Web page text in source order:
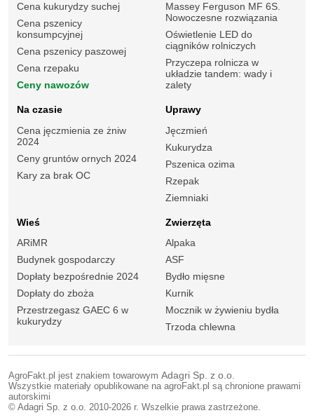
Cena kukurydzy suchej
Cena pszenicy
konsumpcyjnej
Cena pszenicy paszowej
Cena rzepaku
Ceny nawozów
Massey Ferguson MF 6S.
Nowoczesne rozwiązania
Oświetlenie LED do
ciągników rolniczych
Przyczepa rolnicza w
układzie tandem: wady i
zalety
Na czasie
Cena jęczmienia ze żniw
2024
Ceny gruntów ornych 2024
Kary za brak OC
Uprawy
Jęczmień
Kukurydza
Pszenica ozima
Rzepak
Ziemniaki
Wieś
ARiMR
Budynek gospodarczy
Dopłaty bezpośrednie 2024
Dopłaty do zboża
Przestrzegasz GAEC 6 w
kukurydzy
Zwierzęta
Alpaka
ASF
Bydło mięsne
Kurnik
Mocznik w żywieniu bydła
Trzoda chlewna
AgroFakt.pl jest znakiem towarowym Adagri Sp. z o.o.
Wszystkie materiały opublikowane na agroFakt.pl są chronione prawami
autorskimi
© Adagri Sp. z o.o. 2010-2026 r. Wszelkie prawa zastrzeżone.